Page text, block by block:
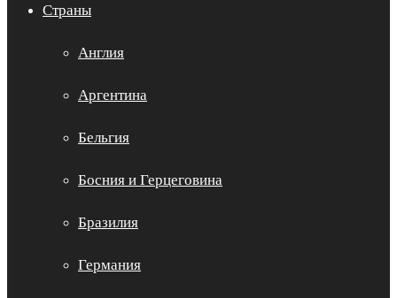
Страны
Англия
Аргентина
Бельгия
Босния и Герцеговина
Бразилия
Германия